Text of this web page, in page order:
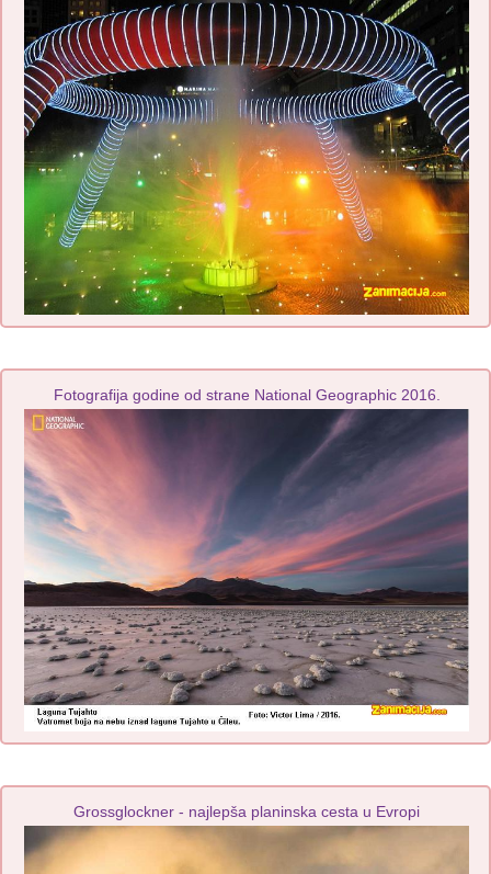
Fotografija godine od strane National Geographic 2016.
Grossglockner - najlepša planinska cesta u Evropi